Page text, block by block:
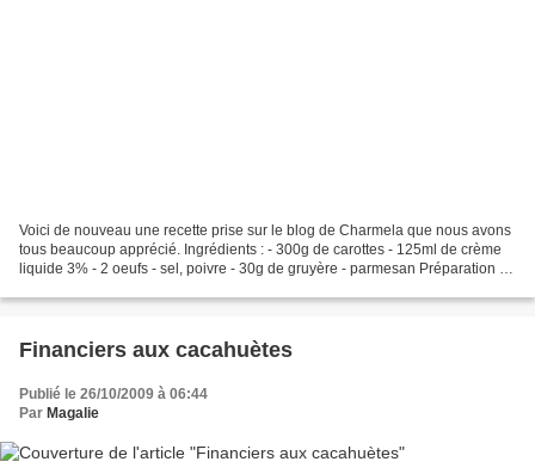
Voici de nouveau une recette prise sur le blog de Charmela que nous avons
tous beaucoup apprécié. Ingrédients : - 300g de carottes - 125ml de crème
liquide 3% - 2 oeufs - sel, poivre - 30g de gruyère - parmesan Préparation :
Financiers aux cacahuètes
Publié le 26/10/2009 à 06:44
Par Magalie